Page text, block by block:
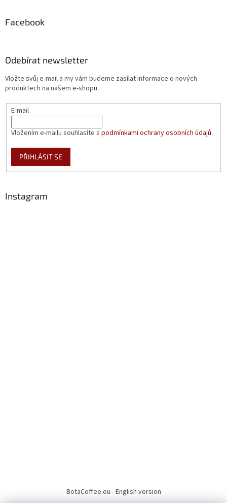
Facebook
Odebírat newsletter
Vložte svůj e-mail a my vám budeme zasílat informace o nových
produktech na našem e-shopu.
E-mail
Vložením e-mailu souhlasíte s podmínkami ochrany osobních údajů.
PŘIHLÁSIT SE
Instagram
BotaCoffee.eu - English version